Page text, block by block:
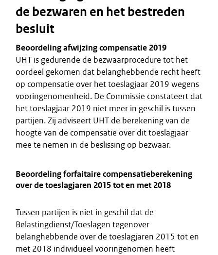
de bezwaren en het bestreden
besluit
Beoordeling afwijzing compensatie 2019
UHT is gedurende de bezwaarprocedure tot het
oordeel gekomen dat belanghebbende recht heeft
op compensatie over het toeslagjaar 2019 wegens
vooringenomenheid. De Commissie constateert dat
het toeslagjaar 2019 niet meer in geschil is tussen
partijen. Zij adviseert UHT de berekening van de
hoogte van de compensatie over dit toeslagjaar
mee te nemen in de beslissing op bezwaar.
Beoordeling forfaitaire compensatieberekening
over de toeslagjaren 2015 tot en met 2018
Tussen partijen is niet in geschil dat de
Belastingdienst/Toeslagen tegenover
belanghebbende over de toeslagjaren 2015 tot en
met 2018 individueel vooringenomen heeft